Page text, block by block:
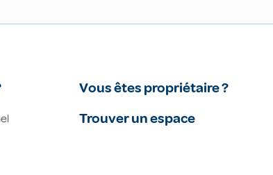
Vous êtes propriétaire ?
Trouver un espace